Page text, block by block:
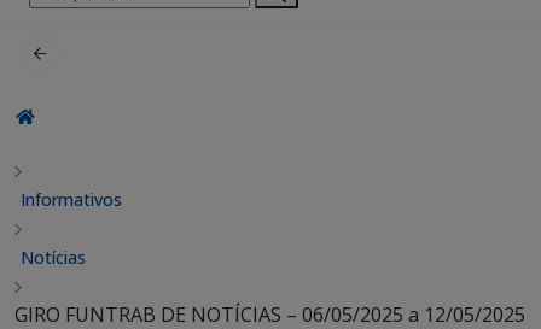
por:
Informativos
Notícias
GIRO FUNTRAB DE NOTÍCIAS – 06/05/2025 a 12/05/2025